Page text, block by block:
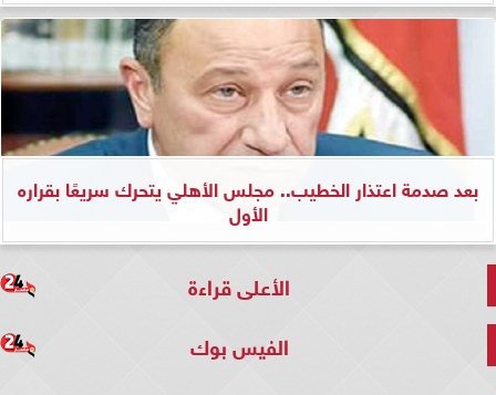
بعد صدمة اعتذار الخطيب.. مجلس الأهلي يتحرك سريعًا بقراره
الأول
الأعلى قراءة
الفيس بوك